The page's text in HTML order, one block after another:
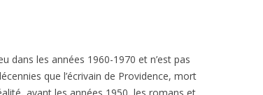
dans les années 1960-1970 et n’est pas
que l’écrivain de Providence, mort